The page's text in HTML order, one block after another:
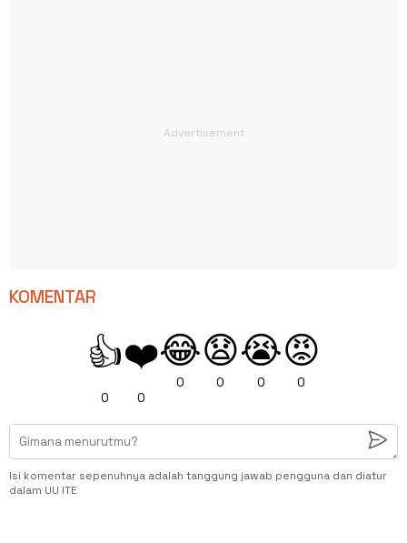
KOMENTAR
👍
0
❤️
0
😂
0
😧
0
😭
0
😡
0
Isi komentar sepenuhnya adalah tanggung jawab pengguna dan diatur
dalam UU ITE